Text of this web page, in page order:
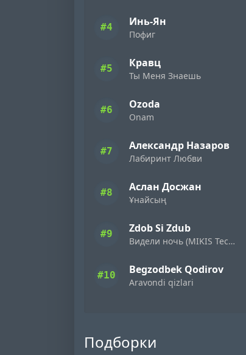
#4 Инь-Ян
Пофиг
#5 Кравц
Ты Меня Знаешь
#6 Ozoda
Onam
#7 Александр Назаров
Лабиринт Любви
#8 Аслан Досжан
Ұнайсың
#9 Zdob Si Zdub
Видели ночь (MIKIS Techno Flip)
#10 Begzodbek Qodirov
Aravondi qizlari
Подборки